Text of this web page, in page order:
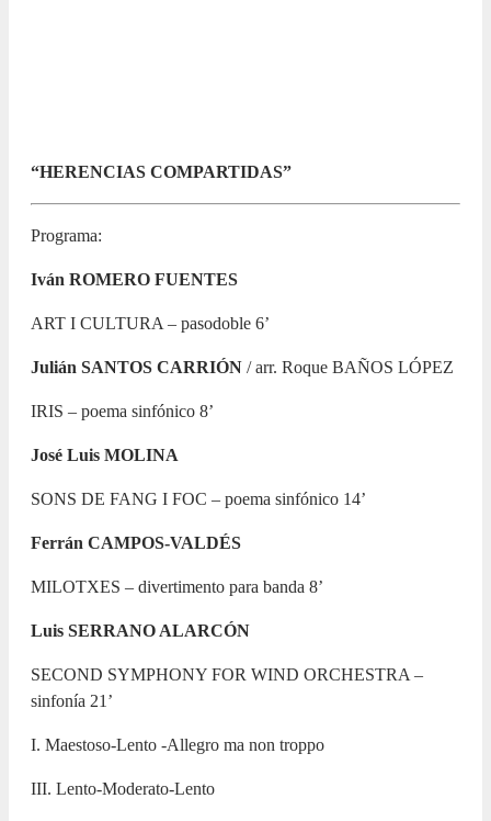
“HERENCIAS COMPARTIDAS”
Programa:
Iván ROMERO FUENTES
ART I CULTURA – pasodoble 6’
Julián SANTOS CARRIÓN / arr. Roque BAÑOS LÓPEZ
IRIS – poema sinfónico 8’
José Luis MOLINA
SONS DE FANG I FOC – poema sinfónico 14’
Ferrán CAMPOS-VALDÉS
MILOTXES – divertimento para banda 8’
Luis SERRANO ALARCÓN
SECOND SYMPHONY FOR WIND ORCHESTRA –
sinfonía 21’
I. Maestoso-Lento -Allegro ma non troppo
III. Lento-Moderato-Lento